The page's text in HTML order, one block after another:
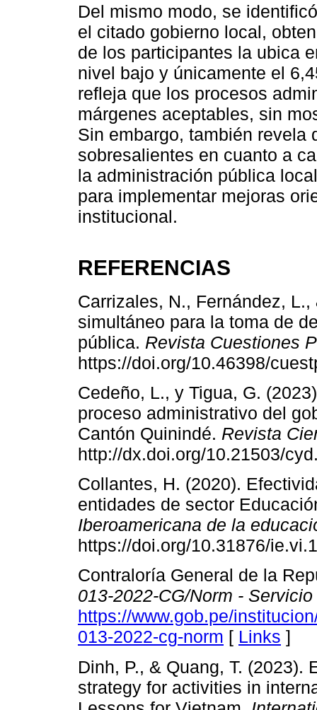
Del mismo modo, se
el citado gobierno local,
de los participantes la ubica
nivel bajo y únicamente el
refleja que los procesos
márgenes aceptables, sin
Sin embargo, también revela
sobresalientes en cuanto a
la administración pública
para implementar mejoras
institucional.
REFERENCIAS
Carrizales, N., Fernández,
simultáneo para la toma de
pública. Revista Cuestiones
https://doi.org/10.46398/
Cedeño, L., y Tigua, G.
proceso administrativo del
Cantón Quinindé. Revista
http://dx.doi.org/10.21503/
Collantes, H. (2020).
entidades de sector
Iberoamericana de la
https://doi.org/10.31876/
Contraloría General de la
013-2022-CG/Norm -
https://www.gob.pe/
013-2022-cg-norm [ Links ]
Dinh, P., & Quang, T.
strategy for activities in